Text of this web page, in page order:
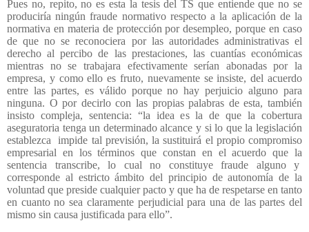
Pues no, repito, no es esta la tesis del TS que entiende que no se
produciría ningún fraude normativo respecto a la aplicación de la
normativa en materia de protección por desempleo, porque en caso
de que no se reconociera por las autoridades administrativas el
derecho al percibo de las prestaciones, las cuantías económicas
mientras no se trabajara efectivamente serían abonadas por la
empresa, y como ello es fruto, nuevamente se insiste, del acuerdo
entre las partes, es válido porque no hay perjuicio alguno para
ninguna. O por decirlo con las propias palabras de esta, también
insisto compleja, sentencia: “la idea es la de que la cobertura
aseguratoria tenga un determinado alcance y si lo que la legislación
establezca
impide tal previsión, la sustituirá el propio compromiso
empresarial en los términos que constan en el acuerdo que la
sentencia transcribe, lo cual no constituye fraude alguno y
corresponde al estricto ámbito del principio de autonomía de la
voluntad que preside cualquier pacto y que ha de respetarse en tanto
en cuanto no sea claramente perjudicial para una de las partes del
mismo sin causa justificada para ello”.